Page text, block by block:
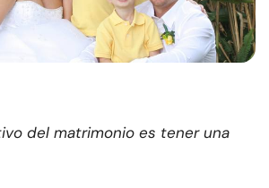
del matrimonio es tener una